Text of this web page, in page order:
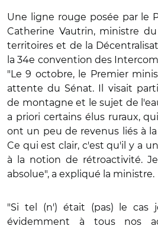
Une ligne rouge posée par le
Catherine Vautrin, ministre
territoires et de la
la 34e convention des
"Le 9 octobre, le Premier
attente du Sénat. Il visait
de montagne et le sujet de
a priori certains élus ruraux,
ont un peu de revenus liés à
Ce qui est clair, c'est qu'il y a
à la notion de rétroactivité.
absolue", a expliqué la ministre.
"Si tel (n') était (pas) le cas
évidemment à tous nos